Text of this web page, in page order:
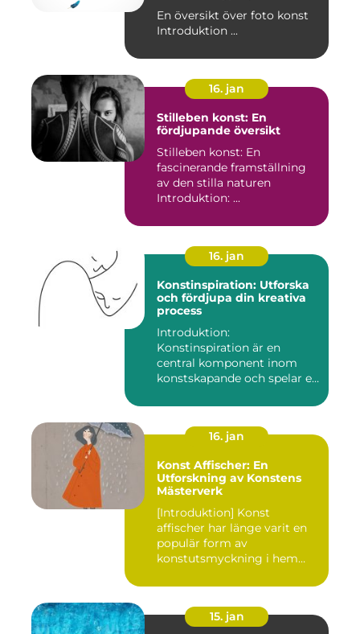
aspekter
En översikt över foto konst
Introduktion ...
16. jan
Stilleben konst: En
fördjupande översikt
Stilleben konst: En
fascinerande framställning
av den stilla naturen
Introduktion: ...
16. jan
Konstinspiration: Utforska
och fördjupa din kreativa
process
Introduktion:
Konstinspiration är en
central komponent inom
konstskapande och spelar en
16. jan
Konst Affischer: En
Utforskning av Konstens
Mästerverk
[Introduktion] Konst
affischer har länge varit en
populär form av
konstutsmyckning i hem
15. jan